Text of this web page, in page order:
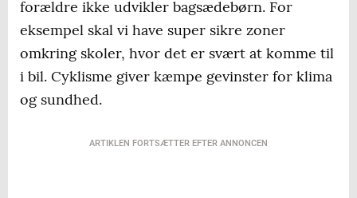
forældre ikke udvikler bagsædebørn. For
eksempel skal vi have super sikre zoner
omkring skoler, hvor det er svært at komme til
i bil. Cyklisme giver kæmpe gevinster for klima
og sundhed.
ARTIKLEN FORTSÆTTER EFTER ANNONCEN